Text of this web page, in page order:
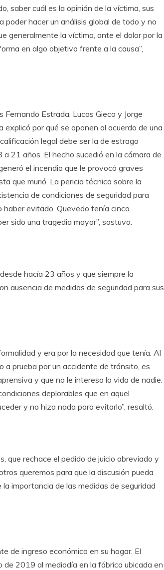
saber cuál es la opinión de la víctima, sus
hacer un análisis global de todo y no
generalmente la víctima, ante el dolor por la
en algo objetivo frente a la causa”,
Estrada, Lucas Gieco y Jorge
por qué se oponen al acuerdo de una
legal debe ser la de estrago
21 años. El hecho sucedió en la cámara de
el incendio que le provocó graves
que murió. La pericia técnica sobre la
de condiciones de seguridad para
haber evitado. Quevedo tenía cinco
sido una tragedia mayor”, sostuvo.
hacía 23 años y que siempre la
ausencia de medidas de seguridad para sus
y era por la necesidad que tenía. Al
a prueba por un accidente de tránsito, es
y que no le interesa la vida de nadie.
deplorables que en aquel
y no hizo nada para evitarlo”, resaltó.
que rechace el pedido de juicio abreviado y
queremos para que la discusión pueda
importancia de las medidas de seguridad
de ingreso económico en su hogar. El
2019 al mediodía en la fábrica ubicada en